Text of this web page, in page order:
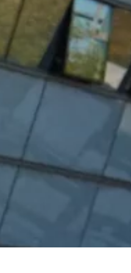
KALTENBACH Mobility
Folgt in Kürze.
Klassiker-Bestand.
BMW, MINI & KIA Vertragshändler
BMW & BMW Motorrad
Zentrale
Engelskirchen